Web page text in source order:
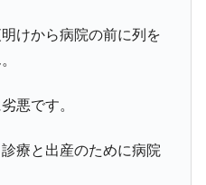
けから病院の前に列を
悪です。
療と出産のために病院